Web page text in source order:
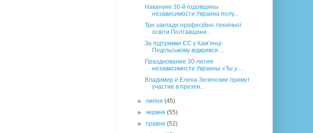
Накануне 30-й годовщины
независимости Украина полу...
Три заклади професійно-технічної
освіти Полтавщини...
За підтримки ЄС у Кам’янці-
Подільському відкрився ...
Празднование 30-летия
независимости Украины «Ты у ...
Владимир и Елена Зеленские примут
участие в презен...
►липня(45)
►червня(55)
►травня(52)